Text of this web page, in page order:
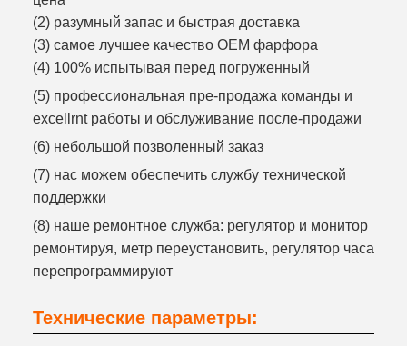
(2) разумный запас и быстрая доставка
(3) самое лучшее качество OEM фарфора
(4) 100% испытывая перед погруженный
(5) профессиональная пре-продажа команды и
excellrnt работы и обслуживание после-продажи
(6) небольшой позволенный заказ
(7) нас можем обеспечить службу технической
поддержки
(8) наше ремонтное служба: регулятор и монитор
ремонтируя, метр переустановить, регулятор часа
перепрограммируют
Технические параметры: